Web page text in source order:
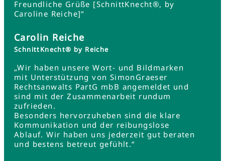
Freundliche Grüße [SchnittKnecht®, by
Caroline Reiche]“
Carolin Reiche
SchnittKnecht® by Reiche
„Wir haben unsere Wort- und Bildmarken
mit Unterstützung von SimonGraeser
Rechtsanwalts PartG mbB angemeldet und
sind mit der Zusammenarbeit rundum
zufrieden.
Besonders hervorzuheben sind die klare
Kommunikation und der reibungslose
Ablauf. Wir haben uns jederzeit gut beraten
und bestens betreut gefühlt.“